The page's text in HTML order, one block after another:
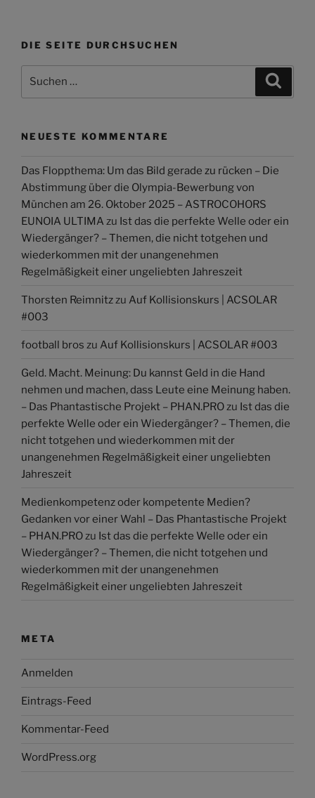
DIE SEITE DURCHSUCHEN
NEUESTE KOMMENTARE
Das Floppthema: Um das Bild gerade zu rücken – Die
Abstimmung über die Olympia-Bewerbung von
München am 26. Oktober 2025 – ASTROCOHORS
EUNOIA ULTIMA zu Ist das die perfekte Welle oder ein
Wiedergänger? – Themen, die nicht totgehen und
wiederkommen mit der unangenehmen
Regelmäßigkeit einer ungeliebten Jahreszeit
Thorsten Reimnitz zu Auf Kollisionskurs | ACSOLAR
#003
football bros zu Auf Kollisionskurs | ACSOLAR #003
Geld. Macht. Meinung: Du kannst Geld in die Hand
nehmen und machen, dass Leute eine Meinung haben.
– Das Phantastische Projekt – PHAN.PRO zu Ist das die
perfekte Welle oder ein Wiedergänger? – Themen, die
nicht totgehen und wiederkommen mit der
unangenehmen Regelmäßigkeit einer ungeliebten
Jahreszeit
Medienkompetenz oder kompetente Medien?
Gedanken vor einer Wahl – Das Phantastische Projekt
– PHAN.PRO zu Ist das die perfekte Welle oder ein
Wiedergänger? – Themen, die nicht totgehen und
wiederkommen mit der unangenehmen
Regelmäßigkeit einer ungeliebten Jahreszeit
META
Anmelden
Eintrags-Feed
Kommentar-Feed
WordPress.org